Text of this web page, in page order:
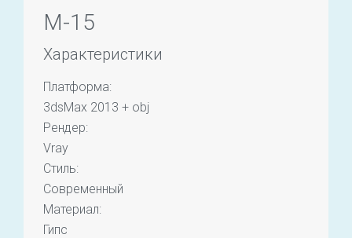
M-15
Характеристики
Платформа:
3dsMax 2013 + obj
Рендер:
Vray
Стиль:
Современный
Материал:
Гипс